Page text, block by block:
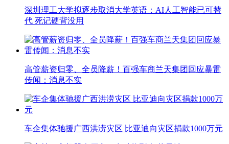
深圳理工大学拟逐步取消大学英语：AI人工智能已可替
代 死记硬背没用
高管薪资归零、全员降薪！百强车商兰天集团回应暴雷
传闻：消息不实
车企集体驰援广西洪涝灾区 比亚迪向灾区捐款1000万元